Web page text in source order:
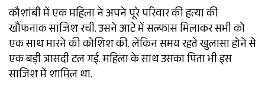
कौशांबी में एक महिला ने अपने पूरे परिवार की हत्या की
खौफनाक साजिश रची. उसने आटे में सल्फास मिलाकर सभी को
एक साथ मारने की कोशिश की. लेकिन समय रहते खुलासा होने से
एक बड़ी त्रासदी टल गई. महिला के साथ उसका पिता भी इस
साजिश में शामिल था.